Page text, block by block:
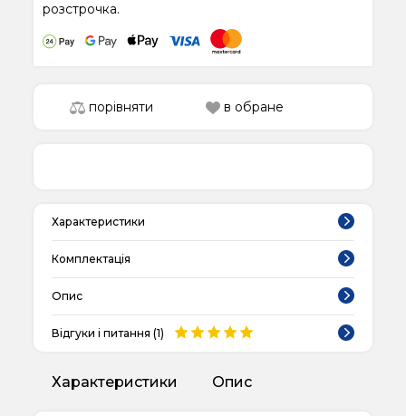
розстрочка.
порівняти в обране
Характеристики
Комплектація
Опис
Відгуки і питання (1)
Характеристики Опис